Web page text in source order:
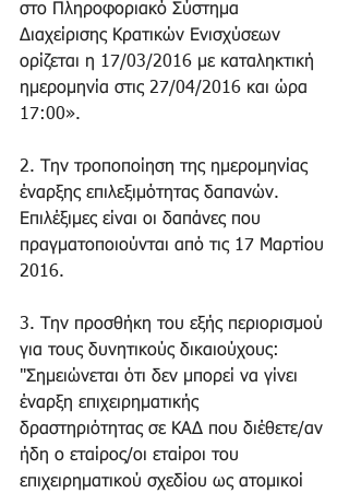
στο Πληροφοριακό Σύστημα
Διαχείρισης Κρατικών Ενισχύσεων
ορίζεται η 17/03/2016 με καταληκτική
ημερομηνία στις 27/04/2016 και ώρα
17:00».
2. Την τροποποίηση της ημερομηνίας
έναρξης επιλεξιμότητας δαπανών.
Επιλέξιμες είναι οι δαπάνες που
πραγματοποιούνται από τις 17 Μαρτίου
2016.
3. Την προσθήκη του εξής περιορισμού
για τους δυνητικούς δικαιούχους:
"Σημειώνεται ότι δεν μπορεί να γίνει
έναρξη επιχειρηματικής
δραστηριότητας σε ΚΑΔ που διέθετε/αν
ήδη ο εταίρος/οι εταίροι του
επιχειρηματικού σχεδίου ως ατομικοί